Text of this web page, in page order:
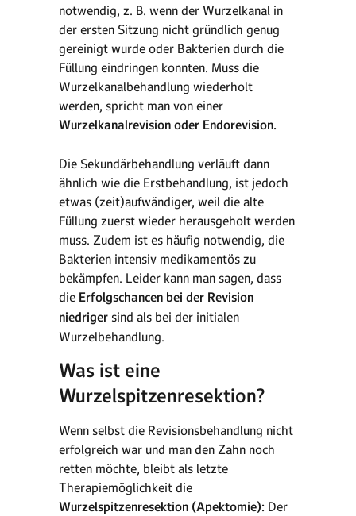
notwendig, z. B. wenn der Wurzelkanal in
der ersten Sitzung nicht gründlich genug
gereinigt wurde oder Bakterien durch die
Füllung eindringen konnten. Muss die
Wurzelkanalbehandlung wiederholt
werden, spricht man von einer
Wurzelkanalrevision oder Endorevision.
Die Sekundärbehandlung verläuft dann
ähnlich wie die Erstbehandlung, ist jedoch
etwas (zeit)aufwändiger, weil die alte
Füllung zuerst wieder herausgeholt werden
muss. Zudem ist es häufig notwendig, die
Bakterien intensiv medikamentös zu
bekämpfen. Leider kann man sagen, dass
die Erfolgschancen bei der Revision
niedriger sind als bei der initialen
Wurzelbehandlung.
Was ist eine
Wurzelspitzenresektion?
Wenn selbst die Revisionsbehandlung nicht
erfolgreich war und man den Zahn noch
retten möchte, bleibt als letzte
Therapiemöglichkeit die
Wurzelspitzenresektion (Apektomie): Der